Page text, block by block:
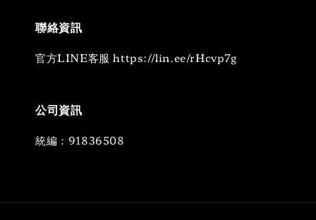
聯絡資訊
官方LINE客服 https://lin.ee/rHcvp7g
公司資訊
統編：91836508